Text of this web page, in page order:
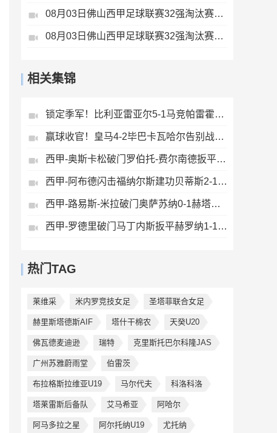
08月03日佛山西甲足球联赛32强淘汰赛广东客家青年VS广州英华思力U17全场录像
08月03日佛山西甲足球联赛32强淘汰赛广东凤铝VS湛江八部科技全场录像
相关集锦
锁定季军！比利亚雷亚尔5-1马竞帕雷霍点射佩雷斯两射一传
赢球收官！皇马4-2毕巴卡瓦哈尔告别战助攻姆巴佩贝林厄姆破门
西甲-奥斯卡松破门罗伯托-费尔南德扳平西班牙人1-1皇家社会
西甲-阿布德闪击福纳尔斯建功贝蒂斯2-1莱万特
西甲-路易斯-米拉破门奥萨苏纳0-1赫塔费排第17惊险保级
西甲-罗德里破门马丁内斯扳平赫罗纳1-1埃尔切惨遭降级
热门TAG
莱维采 米内罗竞技女足 圣塔菲联合女足
赫里斯塔德斯AIF 塔什干棉农 天癸U20
佛瓦德麦迪逊 瑞特 克里斯托巴尔科隆JAS
广州苏雅蔚雨堂 伯雷茨
布拉格斯拉维亚U19 马尔代夫 科洛科洛
塔莱雷斯后备队 艾马希亚 阿哈尔
阿马多拉之星 阿尔托纳U19 尤托纳